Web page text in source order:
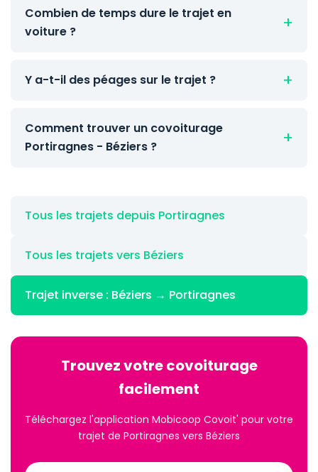
Combien de temps dure le trajet en
voiture ?
Y a-t-il des péages sur le trajet ?
Comment trouver un covoiturage
Portiragnes - Béziers ?
Tous les trajets depuis Portiragnes
Tous les trajets vers Béziers
Trajet inverse : Béziers → Portiragnes
Trouvez votre covoiturage
facilement
Téléchargez l'application Mobicoop Covoit' pour votre
trajet de Portiragnes vers Béziers